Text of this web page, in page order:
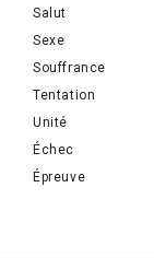
Salut
Sexe
Souffrance
Tentation
Unité
Échec
Épreuve